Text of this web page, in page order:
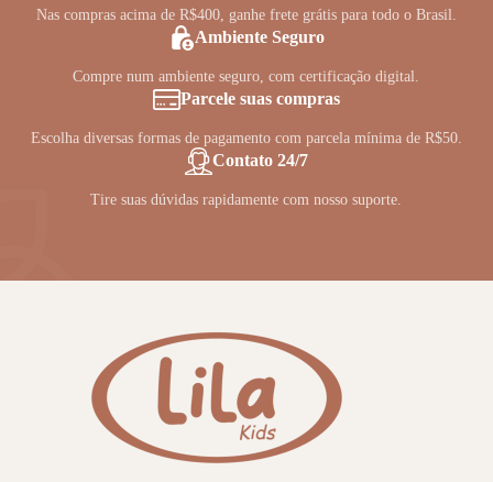
Nas compras acima de R$400, ganhe frete grátis para todo o Brasil.
Ambiente Seguro
Compre num ambiente seguro, com certificação digital.
Parcele suas compras
Escolha diversas formas de pagamento com parcela mínima de R$50.
Contato 24/7
Tire suas dúvidas rapidamente com nosso suporte.